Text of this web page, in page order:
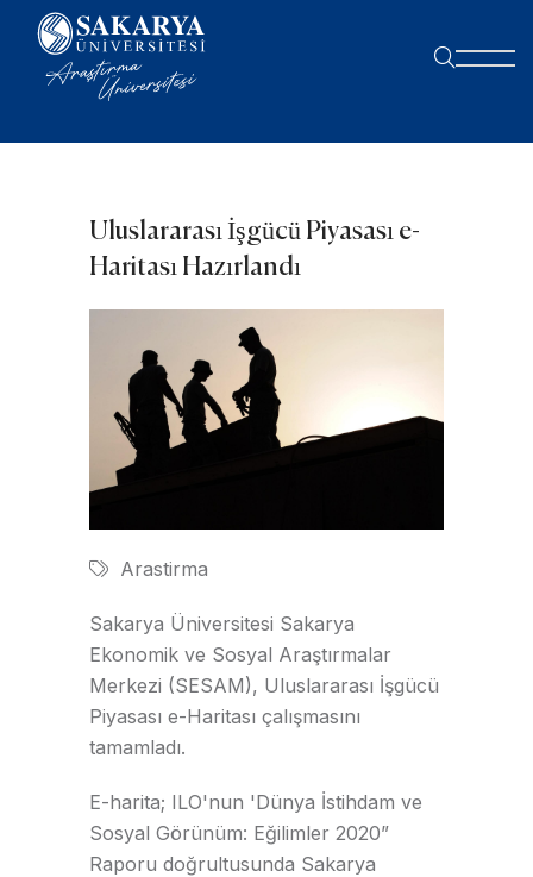
Uluslararası İşgücü Piyasası e-
Haritası Hazırlandı
Arastirma
Sakarya Üniversitesi Sakarya
Ekonomik ve Sosyal Araştırmalar
Merkezi (SESAM), Uluslararası İşgücü
Piyasası e-Haritası çalışmasını
tamamladı.
E-harita; ILO'nun 'Dünya İstihdam ve
Sosyal Görünüm: Eğilimler 2020”
Raporu doğrultusunda Sakarya